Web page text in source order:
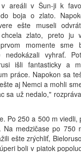
areáli v Šun-ji k
boja o zlato.
ešte museli
chcela zlato, preto ju
momente sme
nedokázali vyhrať.
išli fantasticky a
práce. Napokon sa
aj Nemci a mohli
sa už nedalo,"
Po 250 a 500 m viedli,
Na medzičase po 750
ešte zrýchliť,
boli v piatok